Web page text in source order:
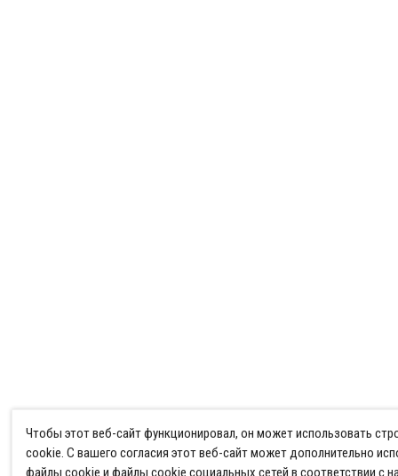
Чтобы этот веб-сайт функционировал, он может использовать
cookie. С вашего согласия этот веб-сайт может дополнительно
файлы cookie и файлы cookie социальных сетей в соответствии с